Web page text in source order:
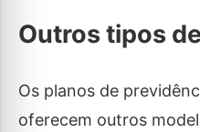
Outros tipos
Os planos de
oferecem outros